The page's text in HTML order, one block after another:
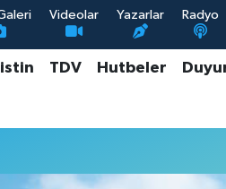
Videolar Yazarlar Radyo
TDV Hutbeler